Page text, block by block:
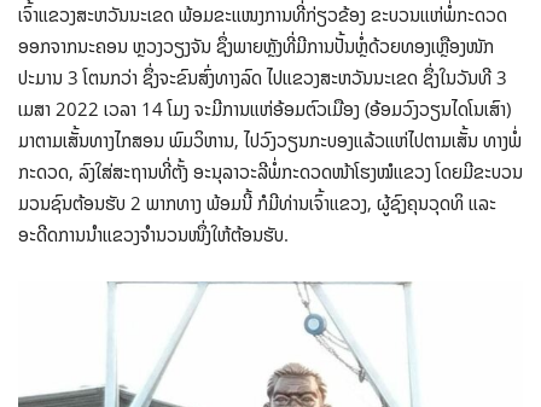
ເຈົ້າແຂວງສະຫວັນນະເຂດ ພ້ອມຂະແໜງການທີ່ກ່ຽວຂ້ອງ ຂະບວນແຫ່ພໍ່ກະດວດ
ອອກຈາກນະຄອນ ຫຼວງວຽງຈັນ ຊຶ່ງພາຍຫຼັງທີ່ມີການປັ້ນຫຼໍ່ດ້ວຍທອງເຫຼືອງໜັກ
ປະມານ 3 ໂຕນກວ່າ ຊຶ່ງ​ຈະຂົນສົ່ງທາງລົດ ໄປ​​ແຂວງສະຫວັນນະເຂດ ຊຶ່ງໃນວັນທີ 3
ເມສາ 2022 ເວລາ 14 ໂມງ ຈະມີການແຫ່ອ້ອມຕົວເມືອງ (ອ້ອມວົງວຽນໄດໂນເສົາ)
ມາຕາມເສັ້ນທາງໄກສອນ ພົມວິຫານ, ໄປວົງວຽນກະບອງແລ້ວແຫ່​ໄປຕາມເສັ້ນ ທາງພໍ່
ກະດວດ, ລົງໃສ່ສະຖານທີ່ຕັ້ງ ອະນຸລາວະລີພໍ່ກະດວດໜ້າໂຮງໝໍແຂວງ ໂດຍມີຂະບວນ
ມວນຊົນຕ້ອນຮັບ 2 ພາກທາງ ພ້ອມນີ້ ກໍມີທ່ານເຈົ້າແຂວງ, ຜູ້ຊົງຄຸນວຸດທິ ແລະ
ອະດີດການນໍາແຂວງຈໍານວນໜຶ່ງໃຫ້ຕ້ອນຮັບ.